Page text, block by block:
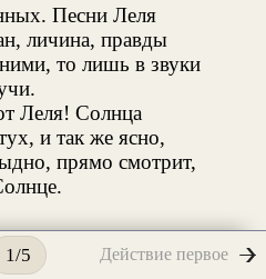
Песни Леля
личина, правды
то лишь в звуки
Леля! Солнца
и так же ясно,
прямо смотрит,
1/5 Действие первое